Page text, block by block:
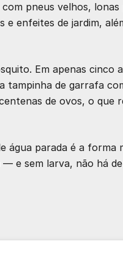
pneus velhos,
e enfeites de jardim,
Em apenas cinco
de garrafa
de ovos, o que
água parada é a forma
e sem larva, não há